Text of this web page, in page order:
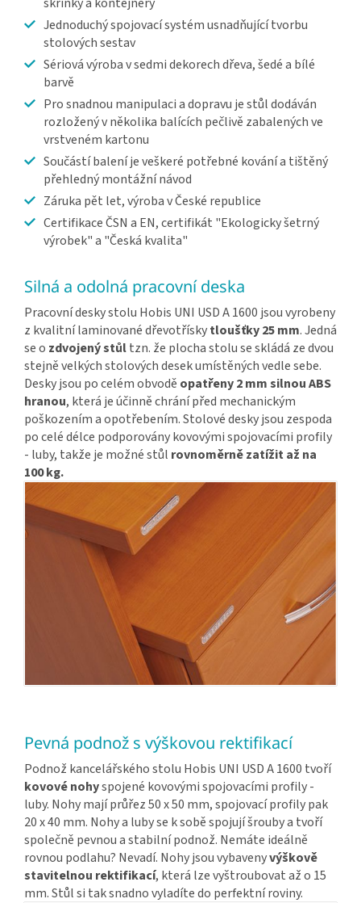
skříňky a kontejnery
Jednoduchý spojovací systém usnadňující tvorbu
stolových sestav
Sériová výroba v sedmi dekorech dřeva, šedé a bílé
barvě
Pro snadnou manipulaci a dopravu je stůl dodáván
rozložený v několika balících pečlivě zabalených ve
vrstveném kartonu
Součástí balení je veškeré potřebné kování a tištěný
přehledný montážní návod
Záruka pět let, výroba v České republice
Certifikace ČSN a EN, certifikát "Ekologicky šetrný
výrobek" a "Česká kvalita"
Silná a odolná pracovní deska
Pracovní desky stolu Hobis UNI USD A 1600 jsou vyrobeny
z kvalitní laminované dřevotřískytloušťky 25 mm. Jedná
se o zdvojený stůltzn. že plocha stolu se skládá ze dvou
stejně velkých stolových desek umístěných vedle sebe.
Desky jsou po celém obvodě opatřeny 2 mm silnou ABS
hranou, která je účinně chrání před mechanickým
poškozením a opotřebením. Stolové desky jsou zespoda
po celé délce podporovány kovovými spojovacími profily
- luby, takže je možné stůl rovnoměrně zatížit až na
100 kg.
Pevná podnož s výškovou rektifikací
Podnož kancelářského stolu Hobis UNI USD A 1600 tvoří
kovové nohyspojené kovovými spojovacími profily -
luby. Nohy mají průřez 50 x 50 mm, spojovací profily pak
20 x 40 mm. Nohy a luby se k sobě spojují šrouby a tvoří
společně pevnou a stabilní podnož. Nemáte ideálně
rovnou podlahu? Nevadí. Nohy jsou vybavenyvýškově
stavitelnou rektifikací, která lze vyštroubovat až o 15
mm. Stůl si tak snadno vyladíte do perfektní roviny.